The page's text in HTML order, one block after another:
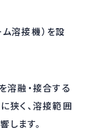
溶接機）を設
溶融・接合する
狭く、溶接範囲
ます。